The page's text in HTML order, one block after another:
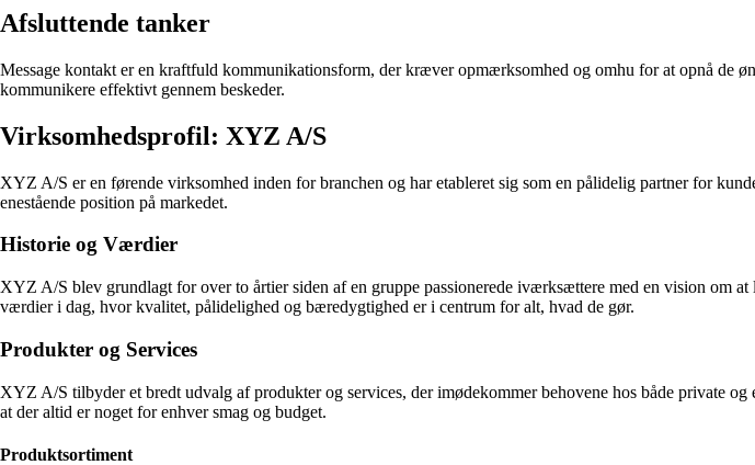
Afsluttende tanker
Message kontakt er en kraftfuld kommunikationsform, der kræver opmærksomhed og omhu for at opnå de
kommunikere effektivt gennem beskeder.
Virksomhedsprofil: XYZ A/S
XYZ A/S er en førende virksomhed inden for branchen og har etableret sig som en pålidelig partner for
enestående position på markedet.
Historie og Værdier
XYZ A/S blev grundlagt for over to årtier siden af en gruppe passionerede iværksættere med en vision om
værdier i dag, hvor kvalitet, pålidelighed og bæredygtighed er i centrum for alt, hvad de gør.
Produkter og Services
XYZ A/S tilbyder et bredt udvalg af produkter og services, der imødekommer behovene hos både private
at der altid er noget for enhver smag og budget.
Produktsortiment